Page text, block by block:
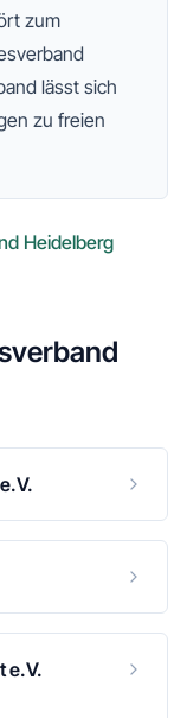
zum
lässt sich
zu freien
Heidelberg
e.V.